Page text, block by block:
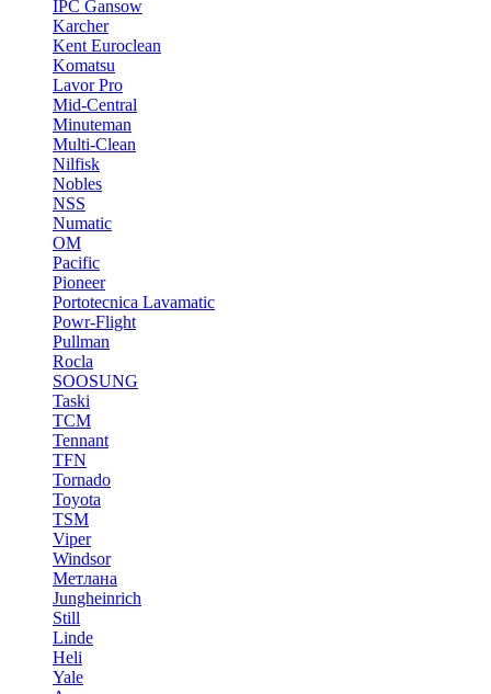
IPC Gansow
Karcher
Kent Euroclean
Komatsu
Lavor Pro
Mid-Central
Minuteman
Multi-Clean
Nilfisk
Nobles
NSS
Numatic
OM
Pacific
Pioneer
Portotecnica Lavamatic
Powr-Flight
Pullman
Rocla
SOOSUNG
Taski
TCM
Tennant
TFN
Tornado
Toyota
TSM
Viper
Windsor
Метлана
Jungheinrich
Still
Linde
Heli
Yale